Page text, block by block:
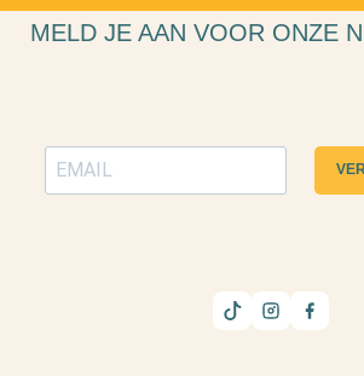
MELD JE AAN VOOR ONZE